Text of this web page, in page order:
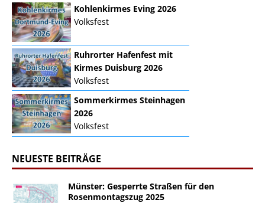
Kohlenkirmes Eving 2026
Volksfest
Ruhrorter Hafenfest mit
Kirmes Duisburg 2026
Volksfest
Sommerkirmes Steinhagen
2026
Volksfest
NEUESTE BEITRÄGE
Münster: Gesperrte Straßen für den
Rosenmontagszug 2025